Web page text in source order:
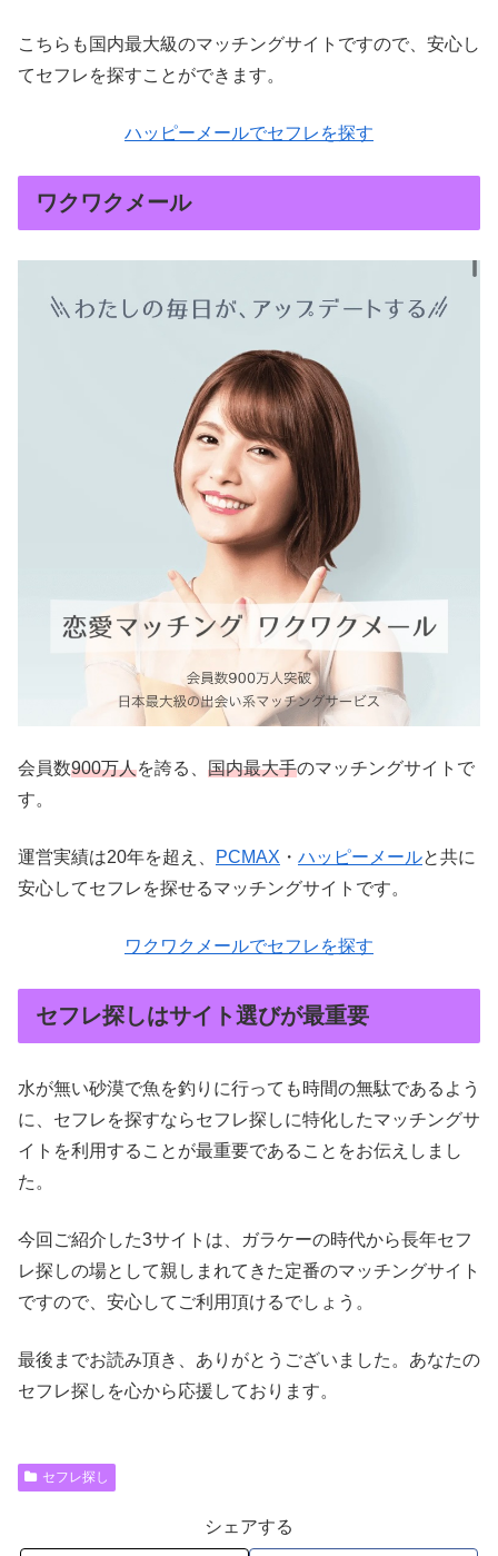
こちらも国内最大級のマッチングサイトですので、安心し
てセフレを探すことができます。
ハッピーメールでセフレを探す
ワクワクメール
会員数900万人を誇る、 国内最大手のマッチングサイトで
す。
運営実績は20年を超え、 PCMAX ・ ハッピーメールと共に
安心してセフレを探せるマッチングサイトです。
ワクワクメールでセフレを探す
セフレ探しはサイト選びが最重要
水が無い砂漠で魚を釣りに行っても時間の無駄であるよう
に、セフレを探すならセフレ探しに特化したマッチングサ
イトを利用することが最重要であることをお伝えしまし
た。
今回ご紹介した3サイトは、ガラケーの時代から長年セフ
レ探しの場として親しまれてきた定番のマッチングサイト
ですので、安心してご利用頂けるでしょう。
最後までお読み頂き、ありがとうございました。あなたの
セフレ探しを心から応援しております。
セフレ探し
シェアする